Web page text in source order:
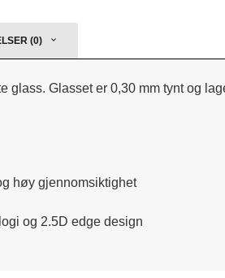
(0)
glass. Glasset er 0,30 mm tynt og
høy gjennomsiktighet
og 2.5D edge design